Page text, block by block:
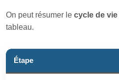
On peut résumer le cycle de vie
tableau.
Étape